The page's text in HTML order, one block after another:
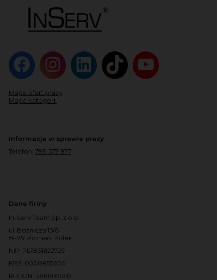
Mapa ofert pracy
Mapa kategorii
Informacje w sprawie pracy
Telefon: 793-577-977
Dane firmy
In-Serv Team Sp. z o.o.
ul. Bóżnicza 15/6
61-751 Poznań, Polen
NIP: PL7831822725
KRS: 0000855600
REGON: 386807002